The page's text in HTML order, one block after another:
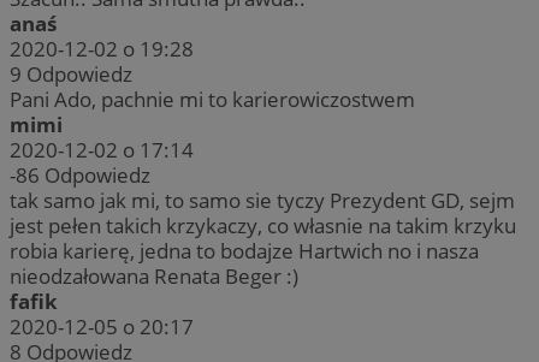
anaś
2020-12-02 o 19:28
9 Odpowiedz
Pani Ado, pachnie mi to karierowiczostwem
mimi
2020-12-02 o 17:14
-86 Odpowiedz
tak samo jak mi, to samo sie tyczy Prezydent GD, sejm
jest pełen takich krzykaczy, co własnie na takim krzyku
robia karierę, jedna to bodajze Hartwich no i nasza
nieodzałowana Renata Beger :)
fafik
2020-12-05 o 20:17
8 Odpowiedz